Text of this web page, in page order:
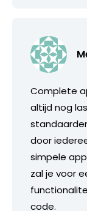
Complete
altijd nog
door
simpele
zal je voor
code.